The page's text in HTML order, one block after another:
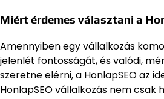
Miért érdemes választani a
Amennyiben egy vállalkozás
jelenlét fontosságát, és valódi,
szeretne elérni, a HonlapSEO az
HonlapSEO vállalkozás nem csak